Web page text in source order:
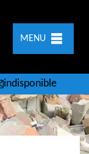
MENU
indisponible